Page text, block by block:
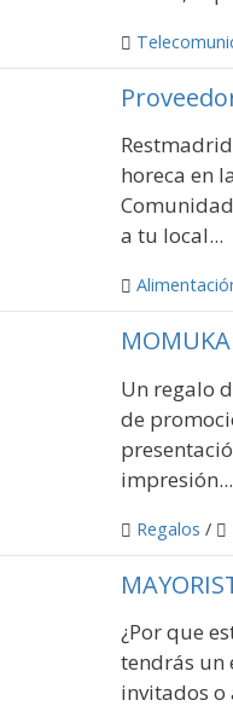
horeca en
a tu local...
Un regalo
de
impresión...
Regalos /
¿Por que
tendrás un
invitados o